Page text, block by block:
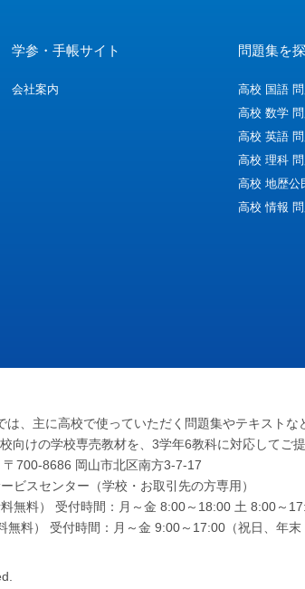
学参・手帳サイト
会社案内
問題集を
高校 国語
高校 数学
高校 英語
高校 理科
高校 地歴公
高校 情報
は、主に高校で使っていただく問題集やテキストな
向けの学校専売教材を、3学年6教科に対応してご
〒700-8686 岡山市北区南方3-7-17
ビスセンター（学校・お取引先の方専用）
無料） 受付時間：月～金 8:00～18:00 土 8:00～
料） 受付時間：月～金 9:00～17:00（祝日、年末